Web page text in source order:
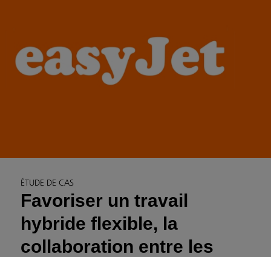
ÉTUDE DE CAS
Favoriser un travail
hybride flexible, la
collaboration entre les